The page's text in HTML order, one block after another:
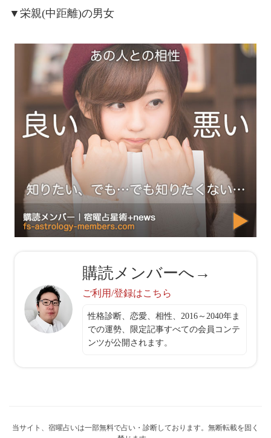
▼栄親(中距離)の男女
購読メンバーへ→
ご利用/登録はこちら
性格診断、恋愛、相性、2016～2040年ま
での運勢、限定記事すべての会員コンテ
ンツが公開されます。
当サイト、宿曜占いは一部無料で占い・診断しております。無断転載を固く